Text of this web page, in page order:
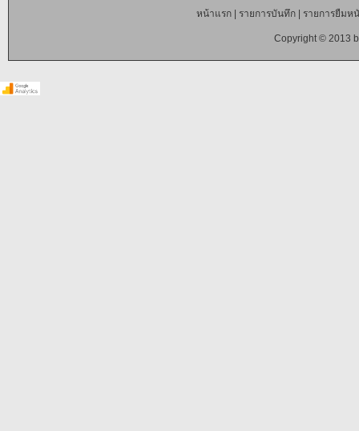
หน้าแรก| รายการบันทึก| รายการยืมห
Copyright © 2013